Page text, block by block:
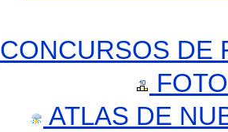
CONCURSOS DE
ATLAS DE